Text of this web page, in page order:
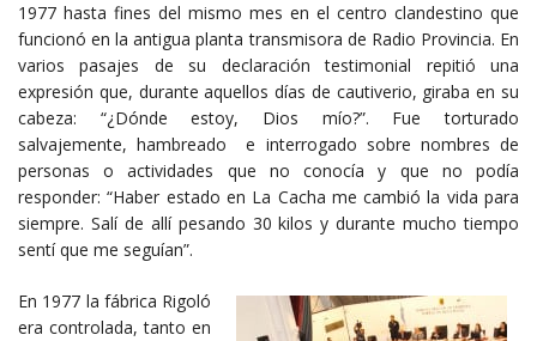
1977 hasta fines del mismo mes en el centro clandestino que
funcionó en la antigua planta transmisora de Radio Provincia. En
varios pasajes de su declaración testimonial repitió una
expresión que, durante aquellos días de cautiverio, giraba en su
cabeza: “¿Dónde estoy, Dios mío?”. Fue torturado
salvajemente, hambreado e interrogado sobre nombres de
personas o actividades que no conocía y que no podía
responder: “Haber estado en La Cacha me cambió la vida para
siempre. Salí de allí pesando 30 kilos y durante mucho tiempo
sentí que me seguían”.
En 1977 la fábrica Rigoló
era controlada, tanto en